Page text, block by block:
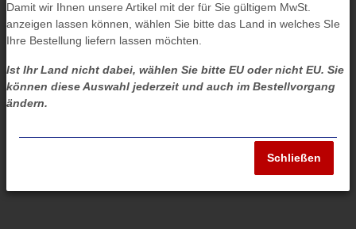
Damit wir Ihnen unsere Artikel mit der für Sie gültigem MwSt.
anzeigen lassen können, wählen Sie bitte das Land in welches SIe
Ihre Bestellung liefern lassen möchten.
Ist Ihr Land nicht dabei, wählen Sie bitte EU oder nicht EU. Sie
können diese Auswahl jederzeit und auch im Bestellvorgang
ändern.
Schließen